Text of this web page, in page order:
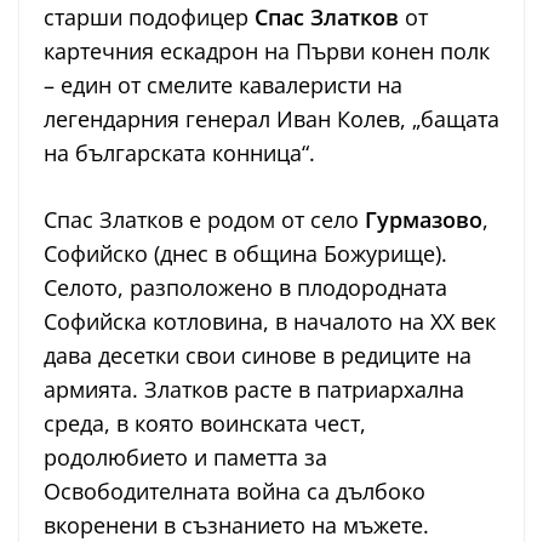
старши подофицер Спас Златков от
картечния ескадрон на Първи конен полк
– един от смелите кавалеристи на
легендарния генерал Иван Колев, „бащата
на българската конница“.
Спас Златков е родом от село Гурмазово,
Софийско (днес в община Божурище).
Селото, разположено в плодородната
Софийска котловина, в началото на XX век
дава десетки свои синове в редиците на
армията. Златков расте в патриархална
среда, в която воинската чест,
родолюбието и паметта за
Освободителната война са дълбоко
вкоренени в съзнанието на мъжете.